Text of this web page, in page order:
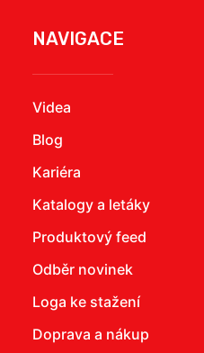
NAVIGACE
Videa
Blog
Kariéra
Katalogy a letáky
Produktový feed
Odběr novinek
Loga ke stažení
Doprava a nákup